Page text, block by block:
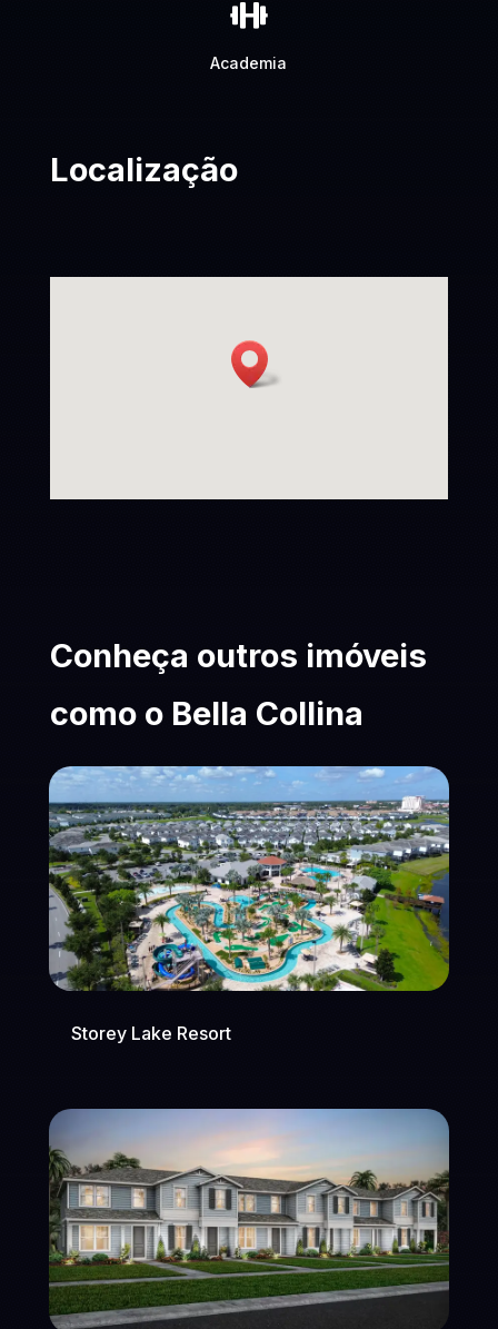

Academia
Localização
Conheça outros imóveis
como o Bella Collina
Storey Lake Resort